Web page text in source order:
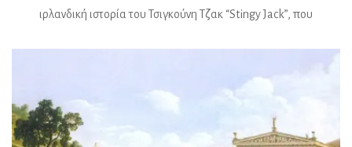
ιρλανδική ιστορία του Τσιγκούνη Τζακ “Stingy Jack”, που
νιώσουμε καλύτερα και να αναβαθμιστούμε ως λαός!!! Έλεος
δηλαδή!!! Τόση αμερικανιά… κανείς δεν θα μπορούσε να […]